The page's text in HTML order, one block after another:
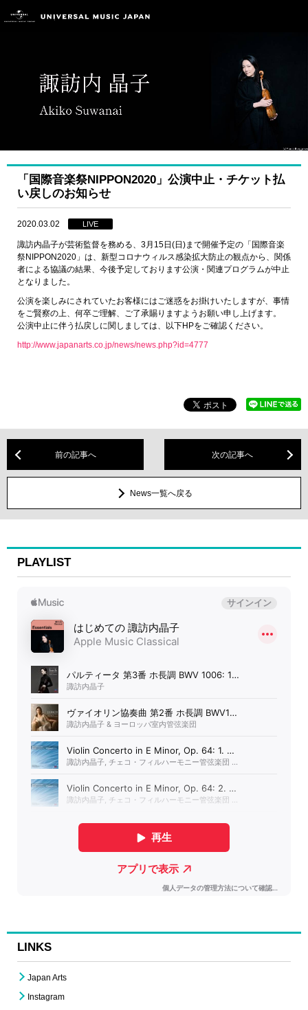
「国際音楽祭NIPPON2020」公演中止・チケット払
い戻しのお知らせ
2020.03.02 LIVE
諏訪内晶子が芸術監督を務める、3月15日(日)まで開催予定の「国際音楽
祭NIPPON2020」は、新型コロナウィルス感染拡大防止の観点から、関係
者による協議の結果、今後予定しております公演・関連プログラムが中止
となりました。
公演を楽しみにされていたお客様にはご迷惑をお掛けいたしますが、事情
をご賢察の上、何卒ご理解、ご了承賜りますようお願い申し上げます。
公演中止に伴う払戻しに関しましては、以下HPをご確認ください。
http://www.japanarts.co.jp/news/news.php?id=4777
前の記事へ 次の記事へ
News一覧へ戻る
PLAYLIST
LINKS
Japan Arts
Instagram